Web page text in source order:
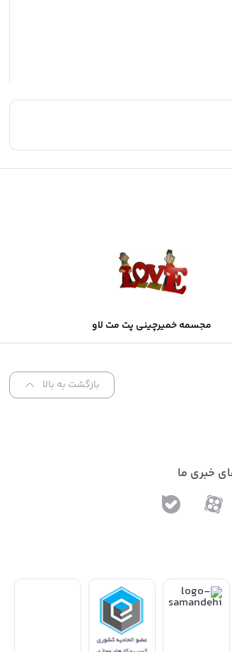
مجسمه خمیرچینی پت مت لاو
بازگشت به بالا
خبری ما